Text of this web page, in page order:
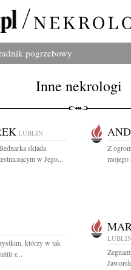
pogrzebowy
Inne nekrologi
LUBLIN
składa
w Jego...
Z
mojego
którzy w tak
z...